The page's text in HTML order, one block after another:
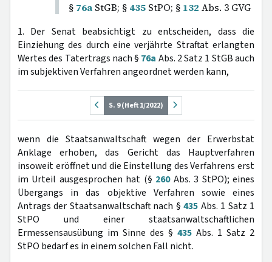
§ 76a StGB; § 435 StPO; § 132 Abs. 3 GVG
1. Der Senat beabsichtigt zu entscheiden, dass die
Einziehung des durch eine verjährte Straftat erlangten
Wertes des Tatertrags nach § 76a Abs. 2 Satz 1 StGB auch
im subjektiven Verfahren angeordnet werden kann,
S. 9 (Heft 1/2022)
wenn die Staatsanwaltschaft wegen der Erwerbstat
Anklage erhoben, das Gericht das Hauptverfahren
insoweit eröffnet und die Einstellung des Verfahrens erst
im Urteil ausgesprochen hat (§ 260Abs. 3 StPO); eines
Übergangs in das objektive Verfahren sowie eines
Antrags der Staatsanwaltschaft nach §435 Abs. 1 Satz 1
StPO und einer staatsanwaltschaftlichen
Ermessensausübung im Sinne des § 435 Abs. 1 Satz 2
StPO bedarf es in einem solchen Fall nicht.